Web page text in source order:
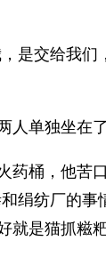
是交给我们
人单独坐在了
药桶，他苦
绢纺厂的事
就是猫抓糍